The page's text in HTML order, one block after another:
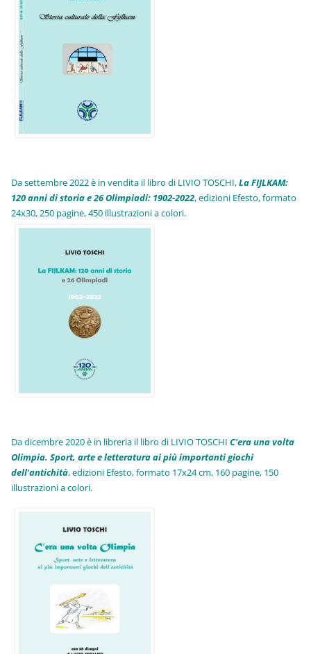
Da settembre 2022 è in vendita il libro di LIVIO TOSCHI,La FIJLKAM:
120 anni di storia e 26 Olimpiadi: 1902-2022, edizioni Efesto, formato
24x30, 250 pagine, 450 illustrazioni a colori.
Da dicembre 2020 è in libreria il libro di LIVIO TOSCHIC'era una volta
Olimpia. Sport, arte e letteratura ai più importanti giochi
dell'antichità,edizioni Efesto, formato 17x24 cm, 160 pagine, 150
illustrazioni a colori.